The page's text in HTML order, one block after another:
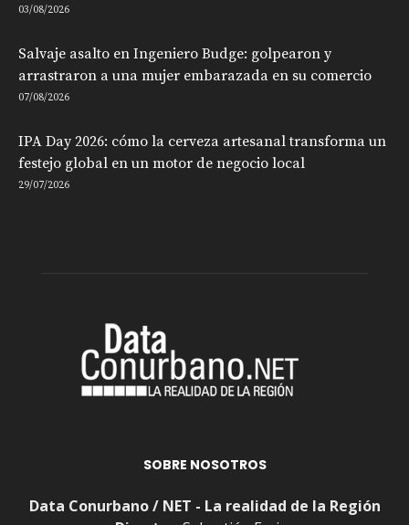
03/08/2026
Salvaje asalto en Ingeniero Budge: golpearon y
arrastraron a una mujer embarazada en su comercio
07/08/2026
IPA Day 2026: cómo la cerveza artesanal transforma un
festejo global en un motor de negocio local
29/07/2026
SOBRE NOSOTROS
Data Conurbano / NET - La realidad de la Región